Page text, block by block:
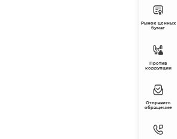
Рынок ценных
бумаг
Против
коррупции
Отправить
обращение